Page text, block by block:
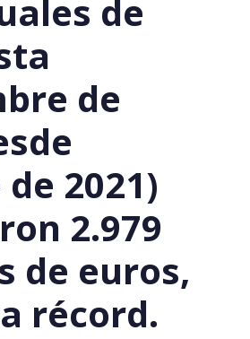
de
de
2021)
2.979
de euros,
récord.